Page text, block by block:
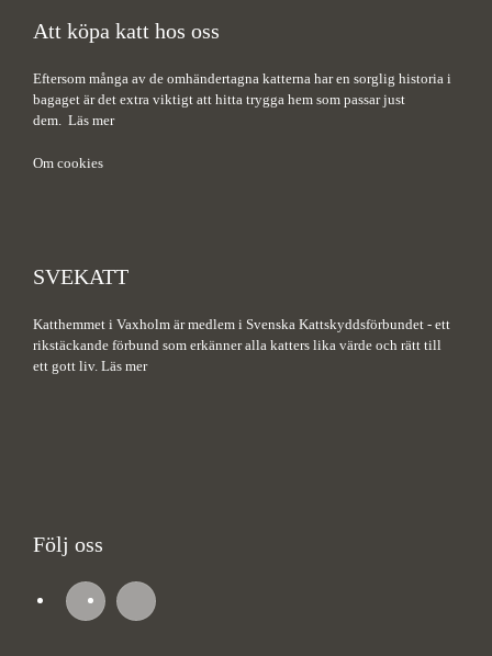
Att köpa katt hos oss
Eftersom många av de omhändertagna katterna har en sorglig historia i
bagaget är det extra viktigt att hitta trygga hem som passar just
dem. Läs mer
Om cookies
SVEKATT
Katthemmet i Vaxholm är medlem i Svenska Kattskyddsförbundet - ett
rikstäckande förbund som erkänner alla katters lika värde och rätt till
ett gott liv. Läs mer
Följ oss